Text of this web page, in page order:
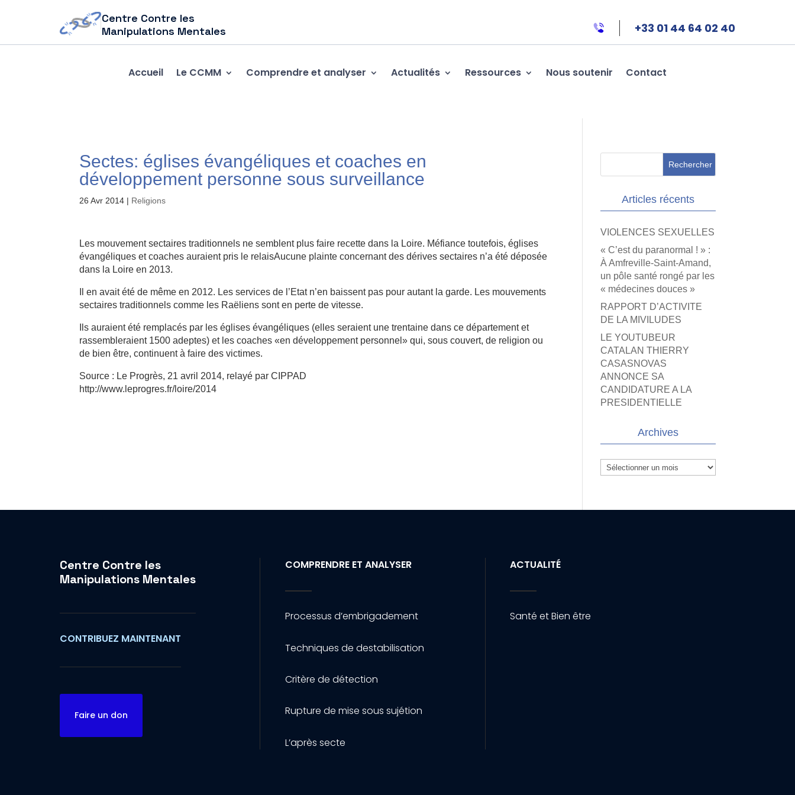
Centre Contre les
Manipulations Mentales
+33 01 44 64 02 40
Accueil Le CCMM Comprendre et analyser Actualités Ressources Nous soutenir Contact
Sectes: églises évangéliques et coaches en
développement personne sous surveillance
26 Avr 2014 | Religions
Les mouvement sectaires traditionnels ne semblent plus faire recette dans la Loire. Méfiance toutefois, églises
évangéliques et coaches auraient pris le relaisAucune plainte concernant des dérives sectaires n’a été déposée
dans la Loire en 2013.
Il en avait été de même en 2012. Les services de l’Etat n’en baissent pas pour autant la garde. Les mouvements
sectaires traditionnels comme les Raëliens sont en perte de vitesse.
Ils auraient été remplacés par les églises évangéliques (elles seraient une trentaine dans ce département et
rassembleraient 1500 adeptes) et les coaches «en développement personnel» qui, sous couvert, de religion ou
de bien être, continuent à faire des victimes.
Source : Le Progrès, 21 avril 2014, relayé par CIPPAD
http://www.leprogres.fr/loire/2014
Articles récents
VIOLENCES SEXUELLES
« C’est du paranormal ! » :
À Amfreville-Saint-Amand,
un pôle santé rongé par les
« médecines douces »
RAPPORT D’ACTIVITE
DE LA MIVILUDES
LE YOUTUBEUR
CATALAN THIERRY
CASASNOVAS
ANNONCE SA
CANDIDATURE A LA
PRESIDENTIELLE
Archives
Archives
Centre Contre les
Manipulations Mentales
CONTRIBUEZ MAINTENANT
Faire un don
COMPRENDRE ET ANALYSER
Processus d’embrigadement
Techniques de destabilisation
Critère de détection
Rupture de mise sous sujétion
L’après secte
ACTUALITÉ
Santé et Bien être